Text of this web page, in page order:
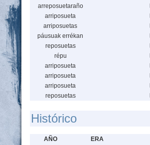
arreposuetaraño
arriposueta
arriposuetas
páusuak errékan
reposuetas
répu
arriposueta
arriposueta
arriposueta
reposuetas
Histórico
AÑO ERA